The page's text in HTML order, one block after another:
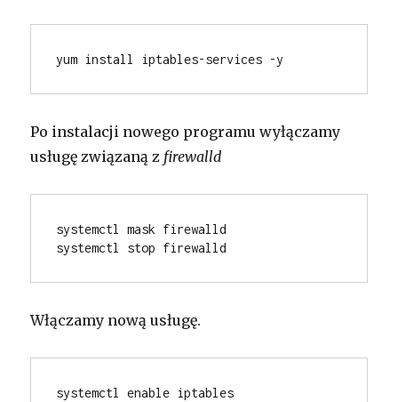
yum install iptables-services -y
Po instalacji nowego programu wyłączamy
usługę związaną z firewalld
systemctl mask firewalld
systemctl stop firewalld
Włączamy nową usługę.
systemctl enable iptables